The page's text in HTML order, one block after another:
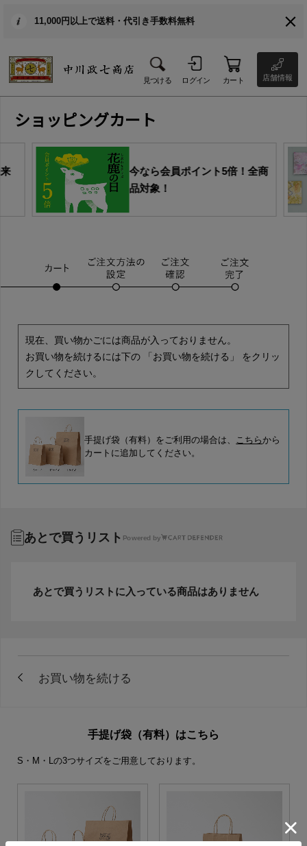
11,000円以上で送料・代引き手数料無料
見つける ログイン カート 店舗情報
ショッピングカート
今なら会員ポイント5倍！全商
品対象！
現在、買い物かごには商品が入っておりません。
お買い物を続けるには下の 「お買い物を続ける」 をクリッ
クしてください。
手提げ袋（有料）をご利用の場合は、 こちらから
カートに追加してください。
あとで買うリスト Powered by
あとで買うリストに入っている商品はありません
手提げ袋（有料）はこちら
S・M・Lの3つサイズをご用意しております。